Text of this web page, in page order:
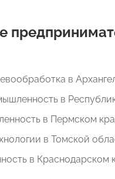
в
в
в Пермском
в Томской
в Краснодарском